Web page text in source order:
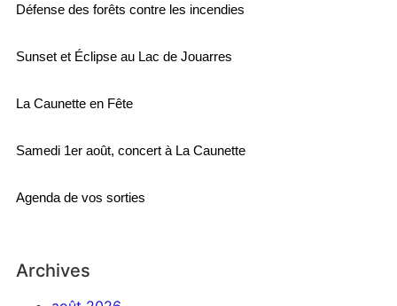
Défense des forêts contre les incendies
Sunset et Éclipse au Lac de Jouarres
La Caunette en Fête
Samedi 1er août, concert à La Caunette
Agenda de vos sorties
Archives